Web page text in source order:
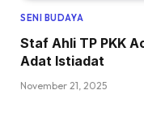
SENI BUDAYA
Staf Ahli TP PKK
Adat Istiadat
November 21, 2025